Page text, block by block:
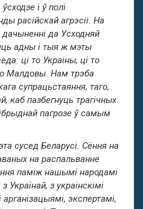
і ў полі
расійскай агрэсіі. На
да Усходняй
адны і тыя ж мэты
ці то Украіны, ці то
то Малдовы. Нам трэба
супрацьстаяння, таго,
каб пазбегнуць трагічных
пагрозе ў самым
сусед Беларусі. Сёння на
на распальванне
паміж нашымі народамі
Украінай, з украінскімі
арганізацыямі, экспертамі,